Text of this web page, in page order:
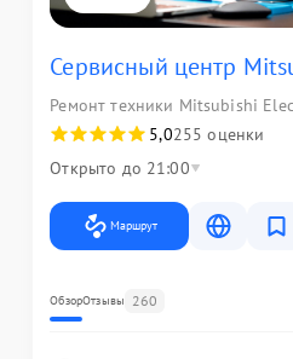
Сервисный центр
Ремонт техники Mitsubishi
5,0255 оценки
Открыто до 21:00
Маршрут
ОбзорОтзывы 260